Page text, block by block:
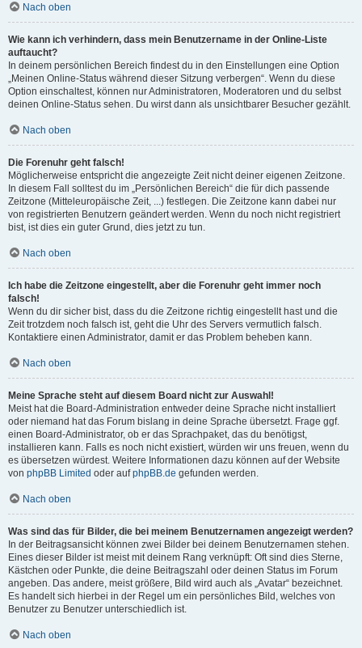
Nach oben
Wie kann ich verhindern, dass mein Benutzername in der Online-Liste
auftaucht?
In deinem persönlichen Bereich findest du in den Einstellungen eine Option
„Meinen Online-Status während dieser Sitzung verbergen“. Wenn du diese
Option einschaltest, können nur Administratoren, Moderatoren und du selbst
deinen Online-Status sehen. Du wirst dann als unsichtbarer Besucher gezählt.
Nach oben
Die Forenuhr geht falsch!
Möglicherweise entspricht die angezeigte Zeit nicht deiner eigenen Zeitzone.
In diesem Fall solltest du im „Persönlichen Bereich“ die für dich passende
Zeitzone (Mitteleuropäische Zeit, ...) festlegen. Die Zeitzone kann dabei nur
von registrierten Benutzern geändert werden. Wenn du noch nicht registriert
bist, ist dies ein guter Grund, dies jetzt zu tun.
Nach oben
Ich habe die Zeitzone eingestellt, aber die Forenuhr geht immer noch
falsch!
Wenn du dir sicher bist, dass du die Zeitzone richtig eingestellt hast und die
Zeit trotzdem noch falsch ist, geht die Uhr des Servers vermutlich falsch.
Kontaktiere einen Administrator, damit er das Problem beheben kann.
Nach oben
Meine Sprache steht auf diesem Board nicht zur Auswahl!
Meist hat die Board-Administration entweder deine Sprache nicht installiert
oder niemand hat das Forum bislang in deine Sprache übersetzt. Frage ggf.
einen Board-Administrator, ob er das Sprachpaket, das du benötigst,
installieren kann. Falls es noch nicht existiert, würden wir uns freuen, wenn du
es übersetzen würdest. Weitere Informationen dazu können auf der Website
von phpBB Limited oder aufphpBB.de gefunden werden.
Nach oben
Was sind das für Bilder, die bei meinem Benutzernamen angezeigt werden?
In der Beitragsansicht können zwei Bilder bei deinem Benutzernamen stehen.
Eines dieser Bilder ist meist mit deinem Rang verknüpft: Oft sind dies Sterne,
Kästchen oder Punkte, die deine Beitragszahl oder deinen Status im Forum
angeben. Das andere, meist größere, Bild wird auch als „Avatar“ bezeichnet.
Es handelt sich hierbei in der Regel um ein persönliches Bild, welches von
Benutzer zu Benutzer unterschiedlich ist.
Nach oben